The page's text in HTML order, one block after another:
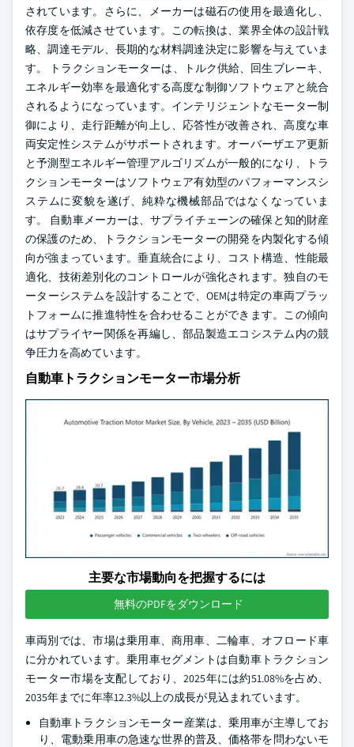
されています。さらに、メーカーは磁石の使用を最適化し、
依存度を低減させています。この転換は、業界全体の設計戦
略、調達モデル、長期的な材料調達決定に影響を与えていま
す。
トラクションモーターは、トルク供給、回生ブレーキ、
エネルギー効率を最適化する高度な制御ソフトウェアと統合
されるようになっています。インテリジェントなモーター制
御により、走行距離が向上し、応答性が改善され、高度な車
両安定性システムがサポートされます。オーバーザエア更新
と予測型エネルギー管理アルゴリズムが一般的になり、トラ
クションモーターはソフトウェア有効型のパフォーマンスシ
ステムに変貌を遂げ、純粋な機械部品ではなくなっていま
す。
自動車メーカーは、サプライチェーンの確保と知的財産
の保護のため、トラクションモーターの開発を内製化する傾
向が強まっています。垂直統合により、コスト構造、性能最
適化、技術差別化のコントロールが強化されます。独自のモ
ーターシステムを設計することで、OEMは特定の車両プラッ
トフォームに推進特性を合わせることができます。この傾向
はサプライヤー関係を再編し、部品製造エコシステム内の競
争圧力を高めています。
自動車トラクションモーター市場分析
主要な市場動向を把握するには
無料のPDFをダウンロード
車両別では、市場は乗用車、商用車、二輪車、オフロード車
に分かれています。乗用車セグメントは自動車トラクション
モーター市場を支配しており、2025年には約51.08%を占め、
2035年までに年率12.3%以上の成長が見込まれています。
自動車トラクションモーター産業は、乗用車が主導してお
り、電動乗用車の急速な世界的普及、価格帯を問わないモ